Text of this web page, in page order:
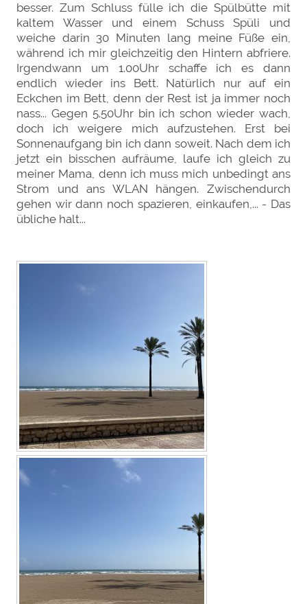
besser. Zum Schluss fülle ich die Spülbütte mit
kaltem Wasser und einem Schuss Spüli und
weiche darin 30 Minuten lang meine Füße ein,
während ich mir gleichzeitig den Hintern abfriere.
Irgendwann um 1.00Uhr schaffe ich es dann
endlich wieder ins Bett. Natürlich nur auf ein
Eckchen im Bett, denn der Rest ist ja immer noch
nass... Gegen 5.50Uhr bin ich schon wieder wach,
doch ich weigere mich aufzustehen. Erst bei
Sonnenaufgang bin ich dann soweit. Nach dem ich
jetzt ein bisschen aufräume, laufe ich gleich zu
meiner Mama, denn ich muss mich unbedingt ans
Strom und ans WLAN hängen. Zwischendurch
gehen wir dann noch spazieren, einkaufen,... - Das
übliche halt...